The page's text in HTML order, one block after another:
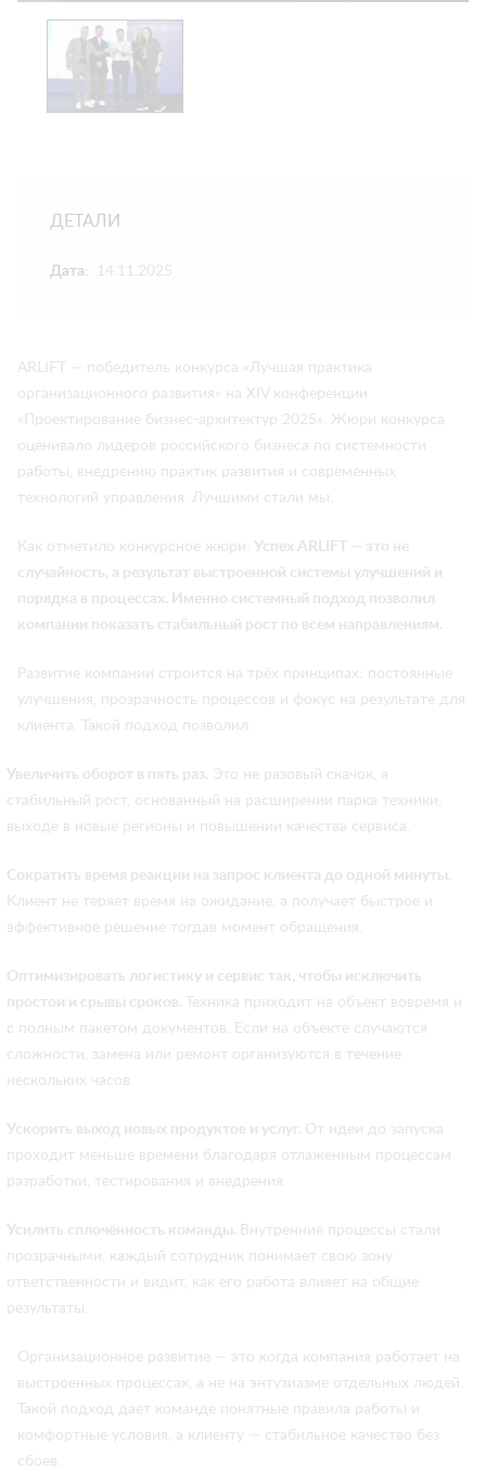
ДЕТАЛИ
Дата: 14.11.2025
ARLIFT — победитель конкурса «Лучшая практика
организационного развития» на XIV конференции
«Проектирование бизнес-архитектур 2025». Жюри конкурса
оценивало лидеров российского бизнеса по системности
работы, внедрению практик развития и современных
технологий управления. Лучшими стали мы.
Как отметило конкурсное жюри: Успех ARLIFT — это не
случайность, а результат выстроенной системы улучшений и
порядка в процессах. Именно системный подход позволил
компании показать стабильный рост по всем направлениям.
Развитие компании строится на трёх принципах: постоянные
улучшения, прозрачность процессов и фокус на результате для
клиента. Такой подход позволил:
Увеличить оборот в пять раз. Это не разовый скачок, а
стабильный рост, основанный на расширении парка техники,
выходе в новые регионы и повышении качества сервиса.
Сократить время реакции на запрос клиента до одной минуты.
Клиент не теряет время на ожидание, а получает быстрое и
эффективное решение тогдав момент обращения.
Оптимизировать логистику и сервис так, чтобы исключить
простои и срывы сроков.
Техника приходит на объект вовремя и
с полным пакетом документов. Если на объекте случаются
сложности, замена или ремонт организуются в течение
нескольких часов.
Ускорить выход новых продуктов и услуг. От идеи до запуска
проходит меньше времени благодаря отлаженным процессам
разработки, тестирования и внедрения.
Усилить сплочённость команды. Внутренние процессы стали
прозрачными, каждый сотрудник понимает свою зону
ответственности и видит, как его работа влияет на общие
результаты.
Организационное развитие — это когда компания работает на
выстроенных процессах, а не на энтузиазме отдельных людей.
Такой подход даёт команде понятные правила работы и
комфортные условия, а клиенту — стабильное качество без
сбоев.